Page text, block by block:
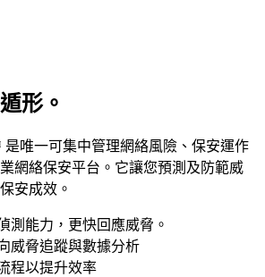
形。
是唯一可集中管理網絡風險、保安運作
網絡保安平台。它讓您預測及防範威
安成效。
測能力，更快回應威脅。
威脅追蹤與數據分析
程以提升效率